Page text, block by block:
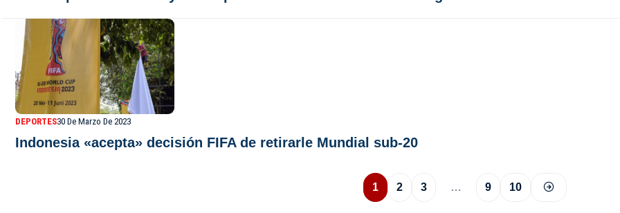
DEPORTES30 De Marzo De 2023
Indonesia «acepta» decisión FIFA de retirarle Mundial sub-20
1 2 3 … 9 10